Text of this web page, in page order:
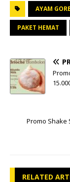
AYAM
PAKET HEMAT
Promo Shake
RELATED